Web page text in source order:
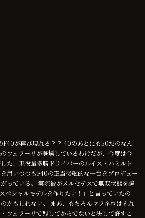
が再び現れる？？ 40のあとにも50だのなん
フェラーリが登場しているわけだが、今度は今
た、現役最多勝ドライバーのルイス・ハミルト
用いつつもF40の正当後継的な一台をプロデュー
っている。 実際彼がメルセデスで無双状態を誇
ペシャルモデルを作りたい！」と言っていたの
かもしれない。 まあ、もちろんマラネロはそれ
フェラーリで残してからでないと決して許すこ